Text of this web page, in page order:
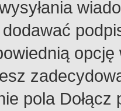
pola